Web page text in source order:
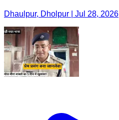
Dhaulpur, Dholpur | Jul 28, 2026